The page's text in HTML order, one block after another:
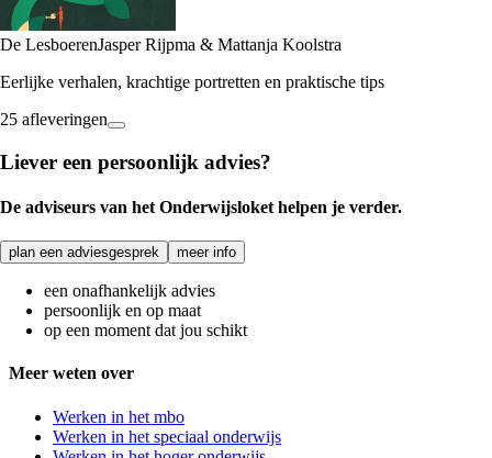
De LesboerenJasper Rijpma & Mattanja Koolstra
Eerlijke verhalen, krachtige portretten en praktische tips
25 afleveringen
Liever een persoonlijk advies?
De adviseurs van het Onderwijsloket helpen je verder.
plan een adviesgesprek meer info
een onafhankelijk advies
persoonlijk en op maat
op een moment dat jou schikt
Meer weten over
Werken in het mbo
Werken in het speciaal onderwijs